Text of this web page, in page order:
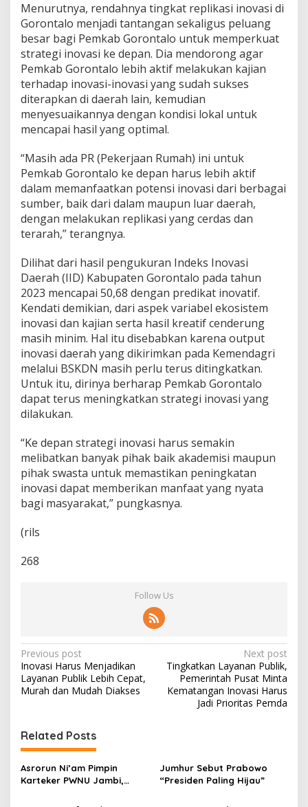
Menurutnya, rendahnya tingkat replikasi inovasi di
Gorontalo menjadi tantangan sekaligus peluang
besar bagi Pemkab Gorontalo untuk memperkuat
strategi inovasi ke depan. Dia mendorong agar
Pemkab Gorontalo lebih aktif melakukan kajian
terhadap inovasi-inovasi yang sudah sukses
diterapkan di daerah lain, kemudian
menyesuaikannya dengan kondisi lokal untuk
mencapai hasil yang optimal.
“Masih ada PR (Pekerjaan Rumah) ini untuk
Pemkab Gorontalo ke depan harus lebih aktif
dalam memanfaatkan potensi inovasi dari berbagai
sumber, baik dari dalam maupun luar daerah,
dengan melakukan replikasi yang cerdas dan
terarah,” terangnya.
Dilihat dari hasil pengukuran Indeks Inovasi
Daerah (IID) Kabupaten Gorontalo pada tahun
2023 mencapai 50,68 dengan predikat inovatif.
Kendati demikian, dari aspek variabel ekosistem
inovasi dan kajian serta hasil kreatif cenderung
masih minim. Hal itu disebabkan karena output
inovasi daerah yang dikirimkan pada Kemendagri
melalui BSKDN masih perlu terus ditingkatkan.
Untuk itu, dirinya berharap Pemkab Gorontalo
dapat terus meningkatkan strategi inovasi yang
dilakukan.
“Ke depan strategi inovasi harus semakin
melibatkan banyak pihak baik akademisi maupun
pihak swasta untuk memastikan peningkatan
inovasi dapat memberikan manfaat yang nyata
bagi masyarakat,” pungkasnya.
(rils
268
Follow Us
P
o
s
n
a
v
Previous post
Inovasi Harus Menjadikan
Layanan Publik Lebih Cepat,
Murah dan Mudah Diakses
Next post
Tingkatkan Layanan Publik,
Pemerintah Pusat Minta
Kematangan Inovasi Harus
Jadi Prioritas Pemda
Related Posts
Asrorun Ni’am Pimpin
Karteker PWNU Jambi,
Jumhur Sebut Prabowo
“Presiden Paling Hijau”